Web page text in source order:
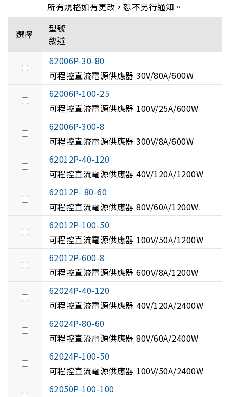
所有規格如有更改，恕不另行通知。
選擇
型號
敘述
62006P-30-80
可程控直流電源供應器 30V/80A/600W
62006P-100-25
可程控直流電源供應器 100V/25A/600W
62006P-300-8
可程控直流電源供應器 300V/8A/600W
62012P-40-120
可程控直流電源供應器 40V/120A/1200W
62012P- 80-60
可程控直流電源供應器 80V/60A/1200W
62012P-100-50
可程控直流電源供應器 100V/50A/1200W
62012P-600-8
可程控直流電源供應器 600V/8A/1200W
62024P-40-120
可程控直流電源供應器 40V/120A/2400W
62024P-80-60
可程控直流電源供應器 80V/60A/2400W
62024P-100-50
可程控直流電源供應器 100V/50A/2400W
62050P-100-100